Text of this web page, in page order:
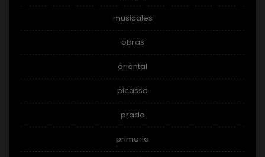
musicales
obras
oriental
picasso
prado
primaria